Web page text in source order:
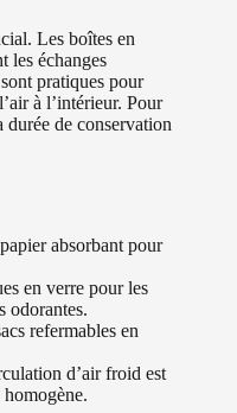
Les boîtes en
les échanges
pratiques pour
à l’intérieur. Pour
durée de conservation
absorbant pour
en verre pour les
odorantes.
refermables en
d’air froid est